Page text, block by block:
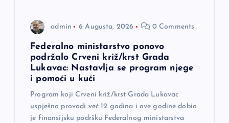
admin 6 Augusta, 2026 0 Comments
Federalno ministarstvo ponovo
podržalo Crveni križ/krst Grada
Lukavac: Nastavlja se program njege
i pomoći u kući
Program koji Crveni križ/krst Grada Lukavac
uspješno provodi već 12 godina i ove godine dobio
je finansijsku podršku Federalnog ministarstva